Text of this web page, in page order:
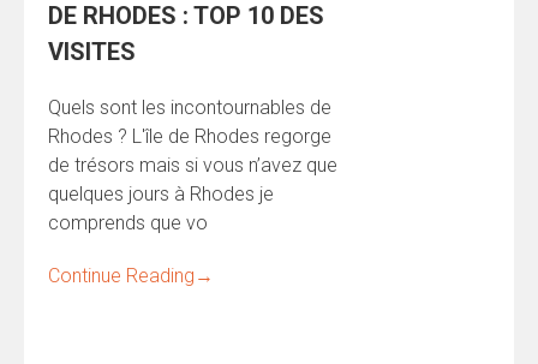
DE RHODES : TOP 10 DES
VISITES
Quels sont les incontournables de
Rhodes ? L'île de Rhodes regorge
de trésors mais si vous n’avez que
quelques jours à Rhodes je
comprends que vo
Continue Reading →